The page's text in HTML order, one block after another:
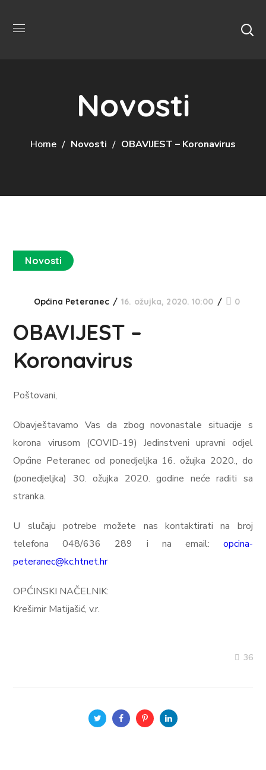
Novosti
Home Novosti OBAVIJEST – Koronavirus
Novosti
Općina Peteranec 16. ožujka, 2020. 10:00 0
OBAVIJEST –
Koronavirus
Poštovani,
Obavještavamo Vas da zbog novonastale situacije s
korona virusom (COVID-19) Jedinstveni upravni odjel
Općine Peteranec od ponedjeljka 16. ožujka 2020., do
(ponedjeljka) 30. ožujka 2020. godine neće raditi sa
stranka.
U slučaju potrebe možete nas kontaktirati na broj
telefona 048/636 289 i na email: opcina-
peteranec@kc.htnet.hr
OPĆINSKI NAČELNIK:
Krešimir Matijašić, v.r.
36